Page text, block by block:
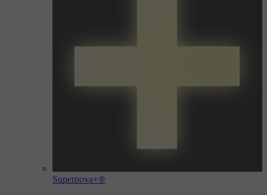
Supernova+®